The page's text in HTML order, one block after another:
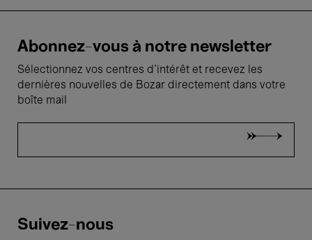
Abonnez-vous à notre newsletter
Sélectionnez vos centres d'intérêt et recevez les
dernières nouvelles de Bozar directement dans votre
boîte mail
Suivez-nous